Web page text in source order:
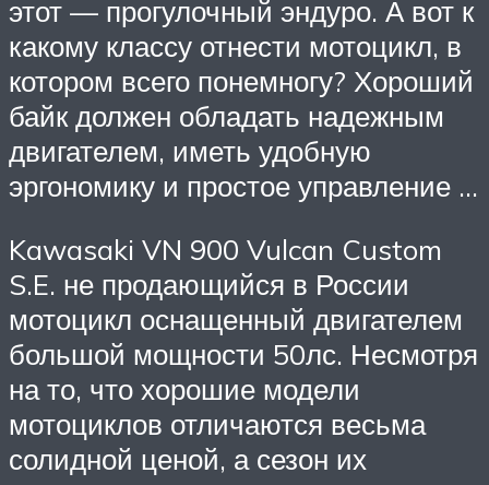
этот — прогулочный эндуро. А вот к
какому классу отнести мотоцикл, в
котором всего понемногу? Хороший
байк должен обладать надежным
двигателем, иметь удобную
эргономику и простое управление …
Kawasaki VN 900 Vulcan Custom
S.E. не продающийся в России
мотоцикл оснащенный двигателем
большой мощности 50лс. Несмотря
на то, что хорошие модели
мотоциклов отличаются весьма
солидной ценой, а сезон их